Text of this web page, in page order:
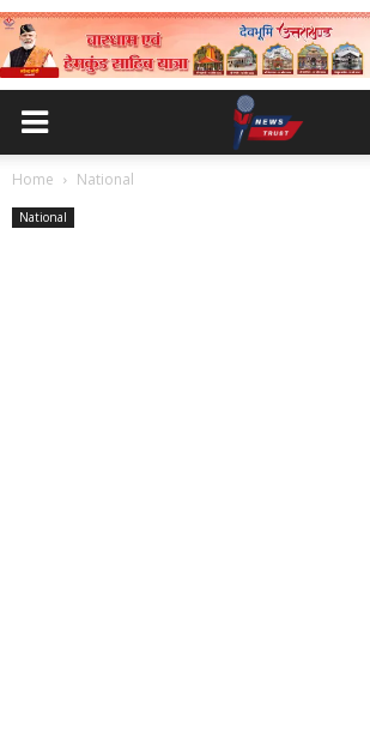
Home National
National